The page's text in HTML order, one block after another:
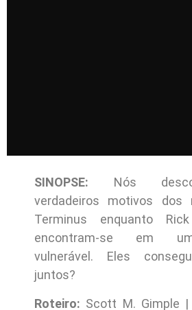
SINOPSE: Nós
verdadeiros motivos dos
Terminus enquanto
encontram-se em
vulnerável. Eles
juntos?
Roteiro: Scott M. Gimple |